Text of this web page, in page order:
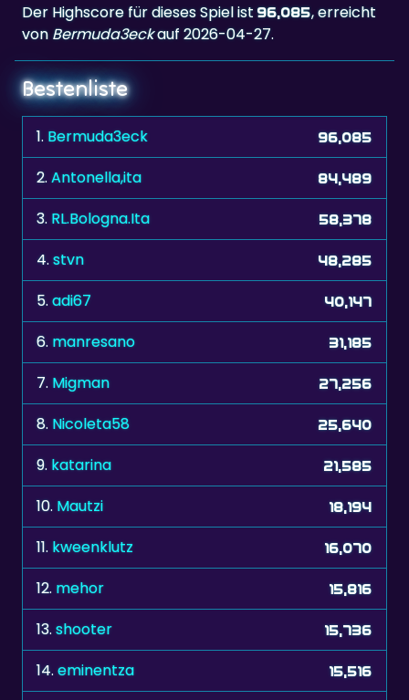
Bestenliste
1.Bermuda3eck
2.Antonella,ita 84,489
3. RL.Bologna.Ita 58,378
4.stvn 48,285
5. adi67 40,147
6. manresano 31,185
7. Migman 27,256
8. Nicoleta58 25,640
9. katarina 21,585
10.Mautzi 18,194
11. kweenklutz 16,070
12.mehor 15,816
13. shooter 15,736
14.eminentza 15,516
15. faster2 15,407